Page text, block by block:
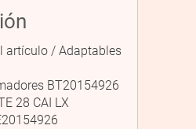
artículo / Adaptables
BT20154926
28 CAI LX